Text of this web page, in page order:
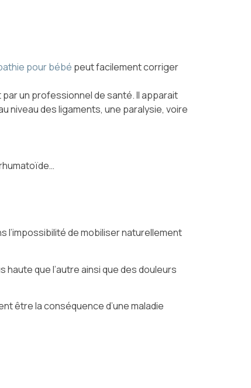
pour bébé peut facilement corriger
un professionnel de santé. Il apparait
des ligaments, une paralysie, voire
l’impossibilité de mobiliser naturellement
que l’autre ainsi que des douleurs
être la conséquence d’une maladie